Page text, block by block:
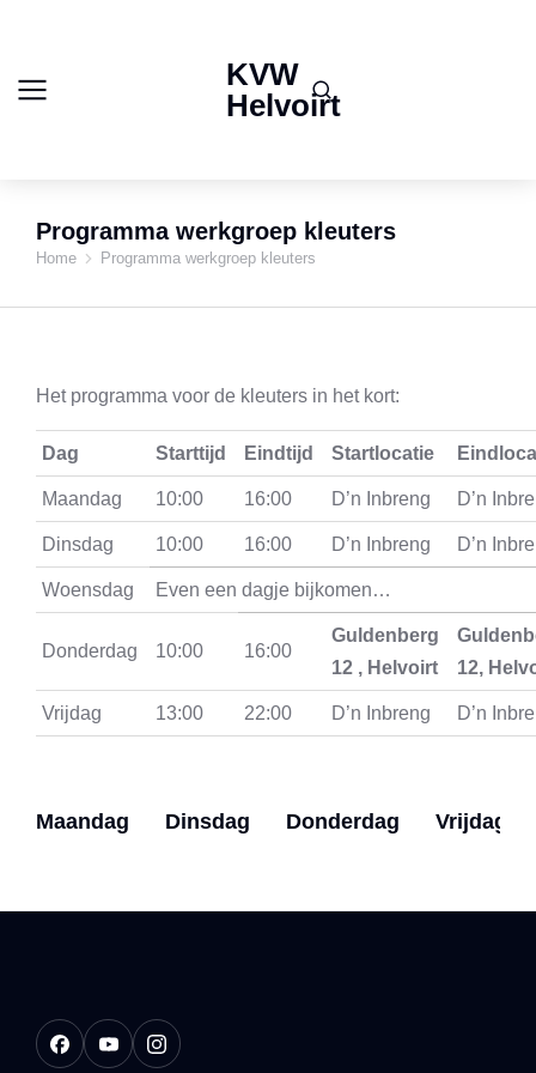
KVW
Helvoirt
Programma werkgroep kleuters
Je bent hier:
Home Programma werkgroep kleuters
Het programma voor de kleuters in het kort:
Dag Starttijd Eindtijd Startlocatie
Maandag 10:00 16:00 D’n Inbreng D’n
Dinsdag 10:00 16:00 D’n Inbreng D’n
Woensdag Even een dagje bijkomen…
Donderdag 10:00 16:00
Guldenberg
12 , Helvoirt
12,
Vrijdag 13:00 22:00 D’n Inbreng D’n
Maandag Dinsdag Donderdag Vrijdag